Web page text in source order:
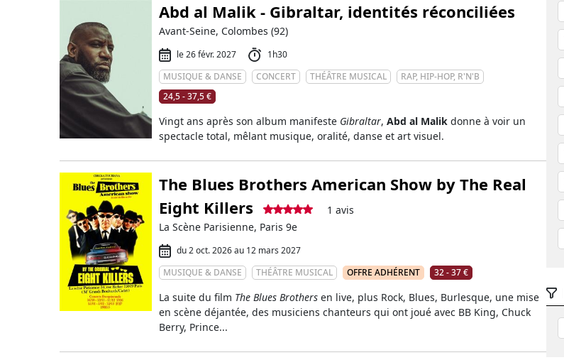
Abd al Malik - Gibraltar, identités réconciliées
Avant-Seine, Colombes (92)
le 26 févr. 2027
1h30
MUSIQUE & DANSE
CONCERT THÉÂTRE MUSICAL
RAP, HIP-HOP, R'N'B
24,5 - 37,5 €
Vingt ans après son album manifeste Gibraltar, Abd al Malik donne à voir un
spectacle total, mêlant musique, oralité, danse et art visuel.
The Blues Brothers American Show by The Real
Eight Killers
1 avis
La Scène Parisienne, Paris 9e
du 2 oct. 2026 au 12 mars 2027
MUSIQUE & DANSE
THÉÂTRE MUSICAL OFFRE ADHÉRENT 32 - 37 €
La suite du film The Blues Brothers en live, plus Rock, Blues, Burlesque, une mise
en scène déjantée, des musiciens chanteurs qui ont joué avec BB King, Chuck
Berry, Prince...